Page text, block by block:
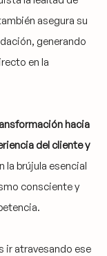
asegura su
generando
en la
hacia
del cliente y
la brújula esencial
consciente y
ir atravesando ese